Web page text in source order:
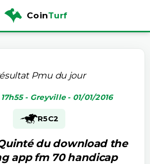
CoinTurf
Pmu du jour
- Greyville - 01/01/2016
R5C2
du download the
app fm 70 handicap